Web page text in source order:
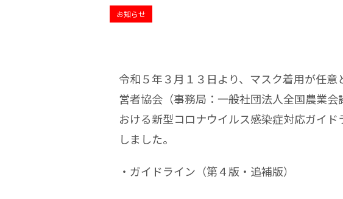
お知らせ
令和５年３月１３日より、マスク着用が任
営者協会（事務局：一般社団法人全国農業
おける新型コロナウイルス感染症対応ガイ
しました。
・ガイドライン（第４版・追補版）